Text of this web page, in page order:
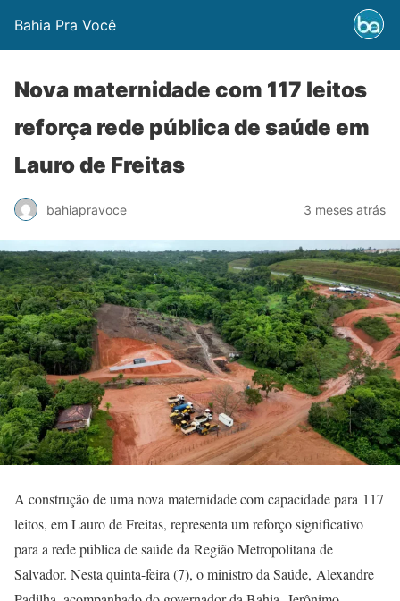
Bahia Pra Você
Nova maternidade com 117 leitos
reforça rede pública de saúde em
Lauro de Freitas
bahiapravoce 3 meses atrás
A construção de uma nova maternidade com capacidade para 117
leitos, em Lauro de Freitas, representa um reforço significativo
para a rede pública de saúde da Região Metropolitana de
Salvador. Nesta quinta-feira (7), o ministro da Saúde, Alexandre